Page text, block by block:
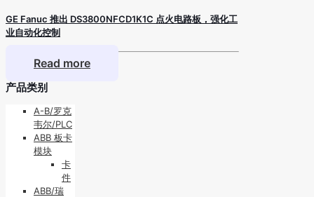
GE Fanuc 推出 DS3800NFCD1K1C 点火电路板，强化工
业自动化控制
Read more
产品类别
A-B/罗克
韦尔/PLC
ABB 板卡
模块
卡
件
ABB/瑞